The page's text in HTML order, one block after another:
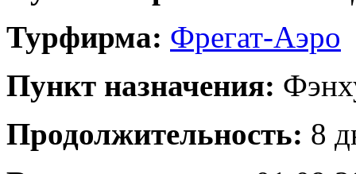
Турфирма: Фрегат-Аэро
Пункт назначения:
Продолжительность: 8